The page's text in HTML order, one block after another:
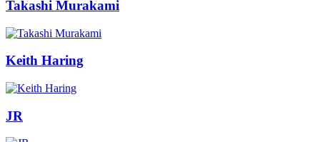
Takashi Murakami
Keith Haring
JR